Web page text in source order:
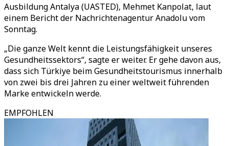
Ausbildung Antalya (UASTED), Mehmet Kanpolat, laut
einem Bericht der Nachrichtenagentur Anadolu vom
Sonntag.
„Die ganze Welt kennt die Leistungsfähigkeit unseres
Gesundheitssektors“, sagte er weiter. Er gehe davon aus,
dass sich Türkiye beim Gesundheitstourismus innerhalb
von zwei bis drei Jahren zu einer weltweit führenden
Marke entwickeln werde.
EMPFOHLEN